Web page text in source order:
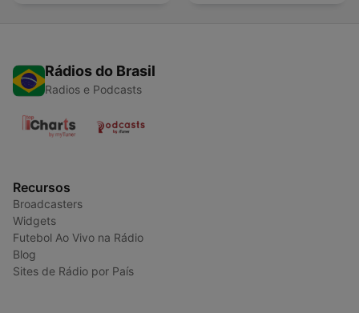
Rádios do Brasil
Radios e Podcasts
Recursos
Broadcasters
Widgets
Futebol Ao Vivo na Rádio
Blog
Sites de Rádio por País